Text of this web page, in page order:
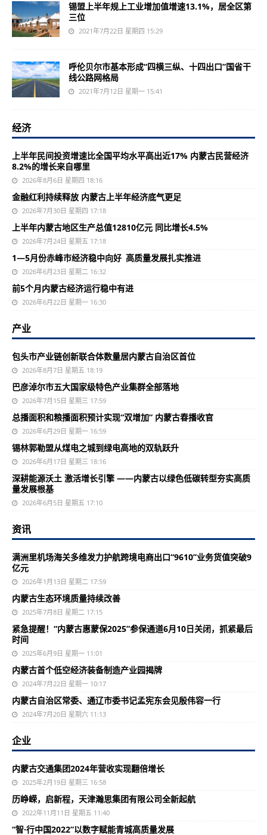
锡盟上半年规上工业增加值增速13.1%，居全区第
三位
2021年7月22日 星期四 15:29
呼伦贝尔市基本形成“四横三纵、十四出口”国省干
线公路网格局
2021年7月12日 星期一 15:41
经济
上半年民间投资增速比全国平均水平高出近17% 内蒙古民营经济
8.2%的增长来自哪里
2026年8月6日 星期四 18:16
金融红利持续释放 内蒙古上半年经济底气更足
2026年7月30日 星期四 17:18
上半年内蒙古地区生产总值12810亿元 同比增长4.5%
2026年7月24日 星期五 17:18
1—5月份赤峰市经济稳中向好 高质量发展扎实推进
2026年6月23日 星期二 16:32
前5个月内蒙古经济运行稳中有进
2026年6月22日 星期一 16:30
产业
包头市产业链创新联合体数量居内蒙古自治区首位
2026年8月7日 星期五 18:19
巴彦淖尔市五大国家级特色产业集群全部落地
2026年7月15日 星期三 17:59
总播面积和粮播面积预计实现“双增加” 内蒙古春播收官
2026年6月29日 星期一 16:59
锡林郭勒盟从煤电之城到绿电高地的双轨跃升
2026年6月17日 星期三 18:16
深耕能源沃土 激活增长引擎 ——内蒙古以绿色低碳转型夯实高质
量发展根基
2026年6月5日 星期五 17:10
资讯
满洲里机场海关多维发力护航跨境电商出口“9610”业务货值突破9
亿元
2026年1月13日 星期二 17:59
内蒙古生态环境质量持续改善
2025年7月8日 星期二 17:15
紧急提醒！“内蒙古惠蒙保2025”参保通道6月10日关闭，抓紧最后
时间
2025年6月9日 星期一 11:01
内蒙古首个低空经济装备制造产业园揭牌
2024年7月22日 星期一 10:17
内蒙古自治区常委、通辽市委书记孟宪东会见殷伟容一行
2024年7月20日 星期六 11:13
企业
内蒙古交通集团2024年营收实现翻倍增长
2025年2月19日 星期三 16:58
历峥嵘，启新程，天津瀚思集团有限公司全新起航
2022年11月11日 星期五 11:40
“智·行中国2022”以数字赋能青城高质量发展